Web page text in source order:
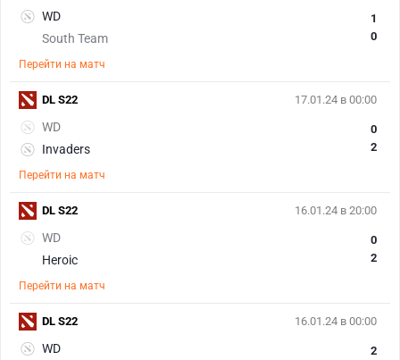
WD
South Team
1
0
Перейти на матч
17.01.24 в 00:00
WD
Invaders
0
2
Перейти на матч
DL S22
16.01.24 в 20:00
WD
Heroic
0
2
Перейти на матч
DL S22
16.01.24 в 00:00
WD
2
DL S22